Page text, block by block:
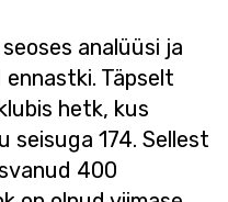
analüüsi ja
Täpselt
hetk, kus
seisuga 174. Sellest
400